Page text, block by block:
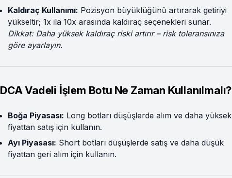
Kaldıraç Kullanımı: Pozisyon büyüklüğünü artırarak getiriyi
yükseltir; 1x ila 10x arasında kaldıraç seçenekleri sunar.
Dikkat: Daha yüksek kaldıraç riski artırır – risk toleransınıza
göre ayarlayın.
DCA Vadeli İşlem Botu Ne Zaman Kullanılmalı?
Boğa Piyasası: Long botları düşüşlerde alım ve daha yüksek
fiyattan satış için kullanın.
Ayı Piyasası: Short botları düşüşlerde satış ve daha düşük
fiyattan geri alım için kullanın.